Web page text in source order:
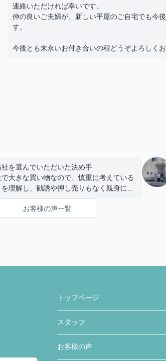
連絡いただければ幸いです。
仲の良いご夫婦が、新しい平屋のご自宅でも今
す。
今後とも末永いお付き合いの程どうぞよろしくお
社を選んでいただいた決め手
で大きな買い物なので、慎重に考えている
を理解し、勧誘や押し売りもなく親身にな
相談にのっていただいたこと。
点があった時にわかりやすく丁寧に説明を
いただいたこと。
購入専用のLINEで連絡を取り合って、疑問
点に対する返信が遅いことがなく、緊急性
るものはすぐ対応していただき助かりまし
お客様の声一覧
トップページ
スタッフ
お客様の声